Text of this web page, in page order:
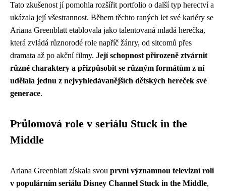
Tato zkušenost jí pomohla rozšířit portfolio o další typ herectví a
ukázala její všestrannost. Během těchto raných let své kariéry se
Ariana Greenblatt etablovala jako talentovaná mladá herečka,
která zvládá různorodé role napříč žánry, od sitcomů přes
dramata až po akční filmy. Její schopnost přirozeně ztvárnit
různé charaktery a přizpůsobit se různým formátům z ní
udělala jednu z nejvyhledávanějších dětských hereček své
generace.
Průlomová role v seriálu Stuck in the
Middle
Ariana Greenblatt získala svou první významnou televizní roli
v populárním seriálu Disney Channel Stuck in the Middle,